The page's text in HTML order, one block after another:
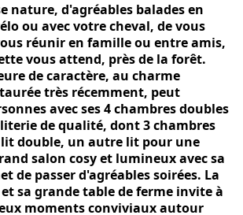
nature, d'agréables balades en
ou avec votre cheval, de vous
réunir en famille ou entre amis,
vous attend, près de la forêt.
de caractère, au charme
très récemment, peut
avec ses 4 chambres doubles
literie de qualité, dont 3 chambres
double, un autre lit pour une
salon cosy et lumineux avec sa
de passer d'agréables soirées. La
sa grande table de ferme invite à
moments conviviaux autour